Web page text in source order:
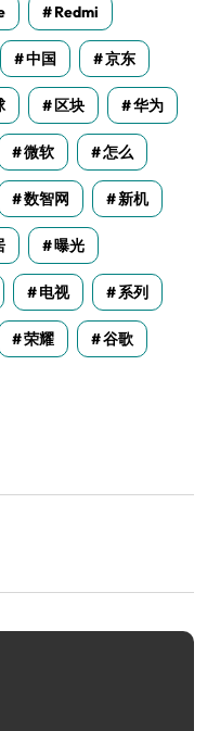
Redmi
中国 京东
区块 华为
微软 怎么
数智网 新机
曝光
电视 系列
荣耀 谷歌